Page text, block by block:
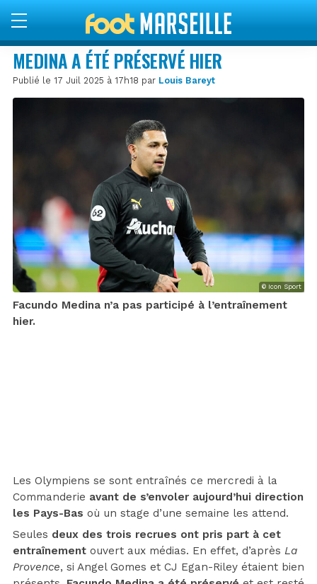
MEDINA A ÉTÉ PRÉSERVÉ HIER
Publié le 17 Juil 2025 à 17h18 par Louis Bareyt
© Icon Sport
Facundo Medina n’a pas participé à l’entraînement
hier.
Les Olympiens se sont entraînés ce mercredi à la
Commanderie avant de s’envoler aujourd’hui direction
les Pays-Bas où un stage d’une semaine les attend.
Seules deux des trois recrues ont pris part à cet
entraînement ouvert aux médias. En effet, d’après La
Provence, si Angel Gomes et CJ Egan-Riley étaient bien